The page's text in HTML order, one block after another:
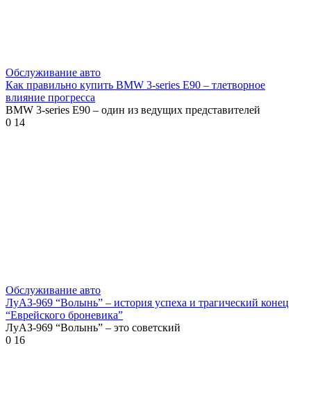
Обслуживание авто
Как правильно купить BMW 3-series E90 – тлетворное
влияние прогресса
BMW 3-series E90 – один из ведущих представителей
0 14
Обслуживание авто
ЛуАЗ-969 “Волынь” – история успеха и трагический конец
“Еврейского броневика”
ЛуАЗ-969 “Волынь” – это советский
0 16